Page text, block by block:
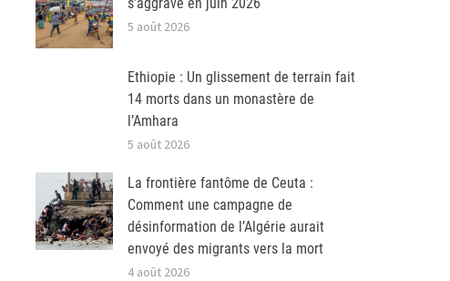
5 août 2026
Ethiopie : Un glissement de terrain fait
14 morts dans un monastère de
l’Amhara
5 août 2026
La frontière fantôme de Ceuta :
Comment une campagne de
désinformation de l’Algérie aurait
envoyé des migrants vers la mort
4 août 2026